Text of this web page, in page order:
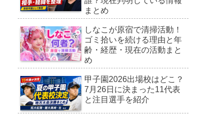
まとめ
しなこが原宿で清掃活動！
ゴミ拾いを続ける理由と年
齢・経歴・現在の活動まと
め
甲子園2026出場校はどこ？
7月26日に決まった11代表
と注目選手を紹介